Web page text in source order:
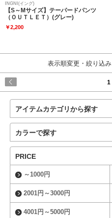
INGNI(イング)
【S～Mサイズ】テーパードパンツ
（ＯＵＴＬＥＴ）(グレー)
￥2,200
表示順変更・絞り込み
1
アイテムカテゴリから探す
カラーで探す
PRICE
～1000円
2001円～3000円
4001円～5000円